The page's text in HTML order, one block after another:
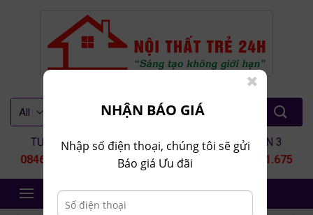
TƯ VẤN 1
0846.80.9999
TƯ VẤN 2
0935.435.286
TƯ VẤN 3
0964.651.675
NỘI THẤT TRẺ 24H
NHẬN BÁO GIÁ
Nhập số điện thoại, chúng tôi sẽ gửi
Báo giá Ưu đãi